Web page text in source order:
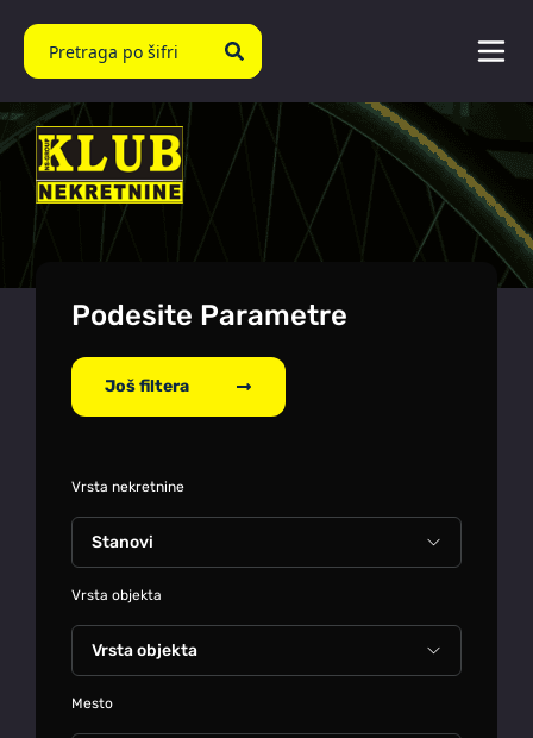
Podesite Parametre
Još filtera
Vrsta nekretnine
Vrsta objekta
Mesto